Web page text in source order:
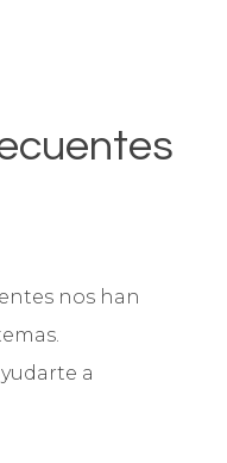
nos han
a